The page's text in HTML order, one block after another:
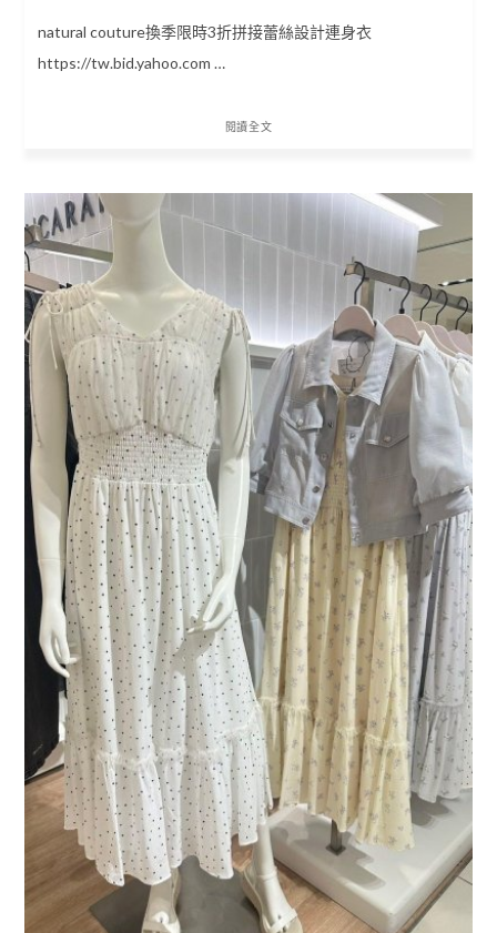
natural couture換季限時3折拼接蕾絲設計連身衣
https://tw.bid.yahoo.com …
閱讀全文